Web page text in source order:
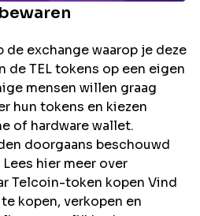
bewaren
de exchange waarop je deze
de TEL tokens op een eigen
mensen willen graag
hun tokens en kiezen
of hardware wallet.
doorgaans beschouwd
hier meer over
Telcoin-token kopen Vind
kopen, verkopen en